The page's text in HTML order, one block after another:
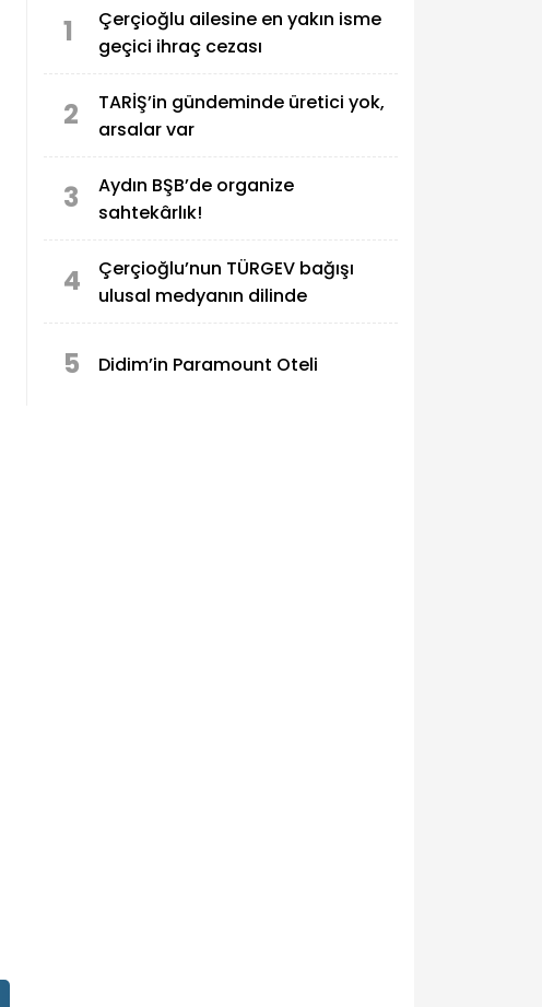
1
Çerçioğlu ailesine en yakın isme
geçici ihraç cezası
2
TARİŞ’in gündeminde üretici yok,
arsalar var
3
Aydın BŞB’de organize
sahtekârlık!
4
Çerçioğlu’nun TÜRGEV bağışı
ulusal medyanın dilinde
5 Didim’in Paramount Oteli